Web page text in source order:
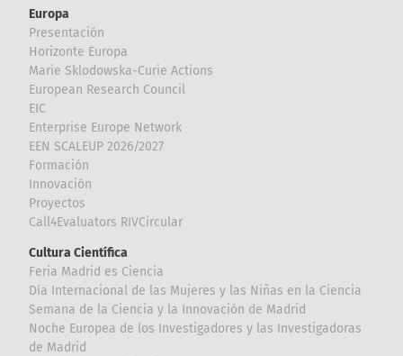
Europa
Presentación
Horizonte Europa
Marie Sklodowska-Curie Actions
European Research Council
EIC
Enterprise Europe Network
EEN SCALEUP 2026/2027
Formación
Innovación
Proyectos
Call4Evaluators RIVCircular
Cultura Científica
Feria Madrid es Ciencia
Día Internacional de las Mujeres y las Niñas en la Ciencia
Semana de la Ciencia y la Innovación de Madrid
Noche Europea de los Investigadores y las Investigadoras
de Madrid